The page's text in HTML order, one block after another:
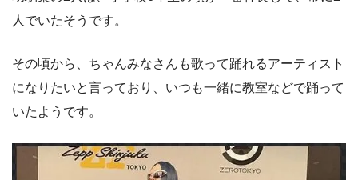
人でいたそうです。
その頃から、ちゃんみなさんも歌って踊れるアーティスト
になりたいと言っており、いつも一緒に教室などで踊って
いたようです。